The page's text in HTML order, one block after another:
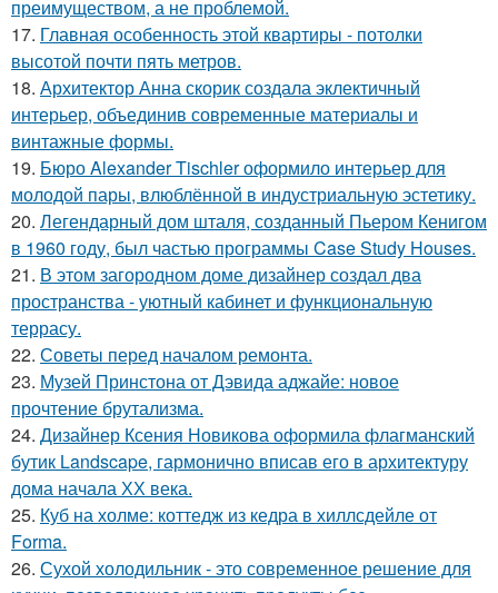
преимуществом, а не проблемой.
17. Главная особенность этой квартиры - потолки
высотой почти пять метров.
18. Архитектор Анна скорик создала эклектичный
интерьер, объединив современные материалы и
винтажные формы.
19. Бюро Alexander Tischler оформило интерьер для
молодой пары, влюблённой в индустриальную эстетику.
20. Легендарный дом шталя, созданный Пьером Кенигом
в 1960 году, был частью программы Case Study Houses.
21. В этом загородном доме дизайнер создал два
пространства - уютный кабинет и функциональную
террасу.
22. Советы перед началом ремонта.
23. Музей Принстона от Дэвида аджайе: новое
прочтение брутализма.
24. Дизайнер Ксения Новикова оформила флагманский
бутик Landscape, гармонично вписав его в архитектуру
дома начала ХХ века.
25. Куб на холме: коттедж из кедра в хиллсдейле от
Forma.
26. Сухой холодильник - это современное решение для